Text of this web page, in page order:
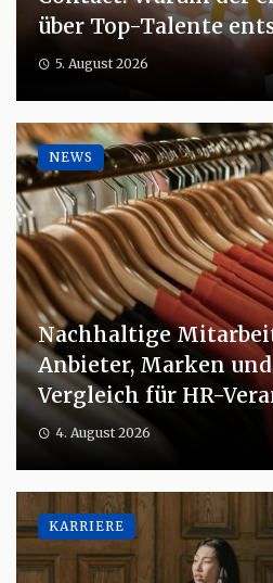
über Top-Talente
5. August 2026
Nachhaltige
Anbieter, Marken
Vergleich für HR-
4. August 2026
NEWS
KARRIERE